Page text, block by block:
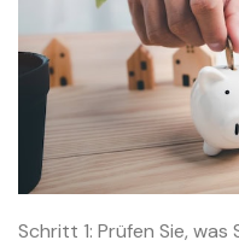
Schritt 1: Prüfen Sie, was